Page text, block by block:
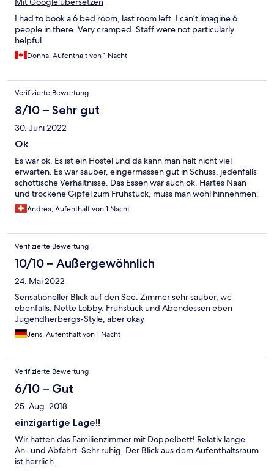
I had to book a 6 bed room, last room left. I can’t imagine 6
people in there. Very cramped. Staff were not particularly
helpful.
Donna, Aufenthalt von 1 Nacht
Verifizierte Bewertung
8/10 – Sehr gut
30. Juni 2022
Ok
Es war ok. Es ist ein Hostel und da kann man halt nicht viel
erwarten. Es war sauber, eingermassen gut in Schuss, jedenfalls
schottische Verhältnisse. Das Essen war auch ok. Hartes Naan
und trockene Gipfel zum Frühstück, muss man wohl hinnehmen.
Andrea, Aufenthalt von 1 Nacht
Verifizierte Bewertung
10/10 – Außergewöhnlich
24. Mai 2022
Sensationeller Blick auf den See. Zimmer sehr sauber, wc
ebenfalls. Nette Lobby. Frühstück und Abendessen eben
Jugendherbergs-Style, aber okay
Jens, Aufenthalt von 1 Nacht
Verifizierte Bewertung
6/10 – Gut
25. Aug. 2018
einzigartige Lage!!
Wir hatten das Familienzimmer mit Doppelbett! Relativ lange
An- und Abfahrt. Sehr ruhig. Der Blick aus dem Aufenthaltsraum
ist herrlich.